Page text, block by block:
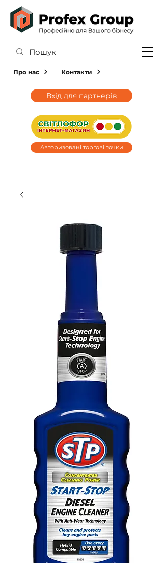
Про нас Контакти
Вхід для партнерів
Авторизовані торгові точки